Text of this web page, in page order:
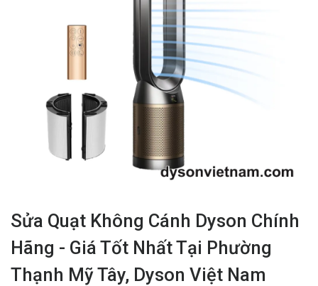
Sửa Quạt Không Cánh Dyson Chính
Hãng - Giá Tốt Nhất Tại Phường
Thạnh Mỹ Tây, Dyson Việt Nam